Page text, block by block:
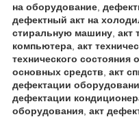
на оборудование
дефектный акт на
стиральную машину акт
компьютера акт
технического состояния
основных средств акт
дефектации
дефектации
оборудования акт